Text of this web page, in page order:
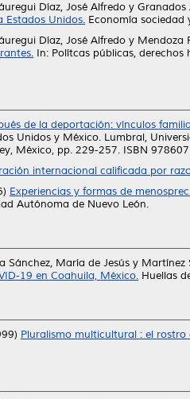
Díaz, José Alfredo y Granados
Estados Unidos. Economía sociedad
Díaz, José Alfredo y Mendoza
In: Polítcas públicas,
de la deportación: vínculos
Unidos y México. Lumbral,
México, pp. 229-257. ISBN
internacional calificada por
Experiencias y formas de
Autónoma de Nuevo León.
Sánchez, María de Jesús y Martínez
19 en Coahuila, México. Huellas
Pluralismo multicultural : el